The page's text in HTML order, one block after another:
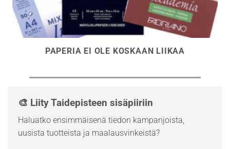
PAPERIA EI OLE KOSKAAN LIIKAA
🎨 Liity Taidepisteen sisäpiiriin
Haluatko ensimmäisenä tiedon kampanjoista,
uusista tuotteista ja maalausvinkeistä?